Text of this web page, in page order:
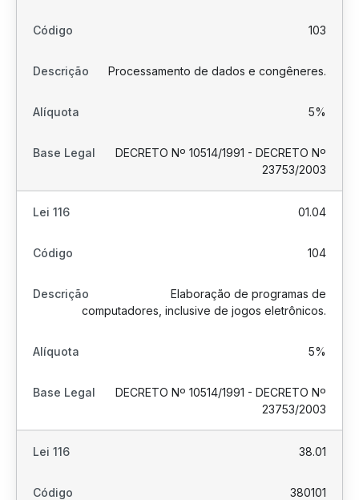
103
Processamento de dados e congêneres.
5%
DECRETO Nº 10514/1991 - DECRETO Nº
23753/2003
01.04
104
Elaboração de programas de
computadores, inclusive de jogos eletrônicos.
5%
DECRETO Nº 10514/1991 - DECRETO Nº
23753/2003
38.01
380101